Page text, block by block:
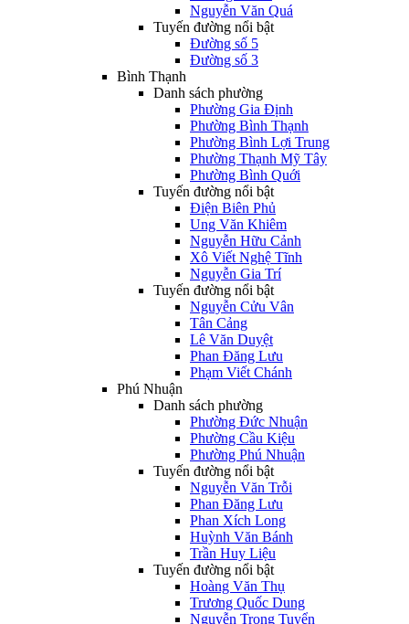
Nguyễn Văn Quá
Tuyến đường nổi bật
Đường số 5
Đường số 3
Bình Thạnh
Danh sách phường
Phường Gia Định
Phường Bình Thạnh
Phường Bình Lợi Trung
Phường Thạnh Mỹ Tây
Phường Bình Quới
Tuyến đường nổi bật
Điện Biên Phủ
Ung Văn Khiêm
Nguyễn Hữu Cảnh
Xô Viết Nghệ Tĩnh
Nguyễn Gia Trí
Tuyến đường nổi bật
Nguyễn Cửu Vân
Tân Cảng
Lê Văn Duyệt
Phan Đăng Lưu
Phạm Viết Chánh
Phú Nhuận
Danh sách phường
Phường Đức Nhuận
Phường Cầu Kiệu
Phường Phú Nhuận
Tuyến đường nổi bật
Nguyễn Văn Trỗi
Phan Đăng Lưu
Phan Xích Long
Huỳnh Văn Bánh
Trần Huy Liệu
Tuyến đường nổi bật
Hoàng Văn Thụ
Trương Quốc Dung
Nguyễn Trọng Tuyển